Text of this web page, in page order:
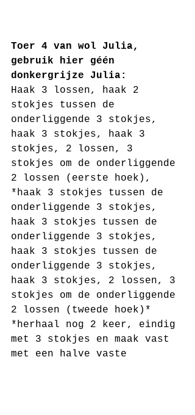
Toer 4 van wol Julia,
gebruik hier géén
donkergrijze Julia:
Haak 3 lossen, haak 2
stokjes tussen de
onderliggende 3 stokjes,
haak 3 stokjes, haak 3
stokjes, 2 lossen, 3
stokjes om de onderliggende
2 lossen (eerste hoek),
*haak 3 stokjes tussen de
onderliggende 3 stokjes,
haak 3 stokjes tussen de
onderliggende 3 stokjes,
haak 3 stokjes tussen de
onderliggende 3 stokjes,
haak 3 stokjes, 2 lossen, 3
stokjes om de onderliggende
2 lossen (tweede hoek)*
*herhaal nog 2 keer, eindig
met 3 stokjes en maak vast
met een halve vaste